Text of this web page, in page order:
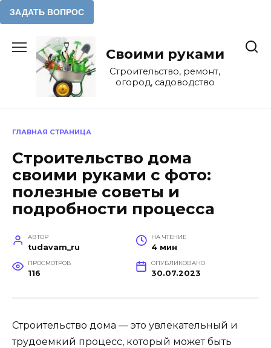
содержанию
Своими руками
Строительство, ремонт,
огород, садоводство
ГЛАВНАЯ СТРАНИЦА
Строительство дома
своими руками с фото:
полезные советы и
подробности процесса
АВТОР
tudavam_ru
НА ЧТЕНИЕ
4 мин
ПРОСМОТРОВ
116
ОПУБЛИКОВАНО
30.07.2023
Строительство дома — это увлекательный и
трудоемкий процесс, который может быть